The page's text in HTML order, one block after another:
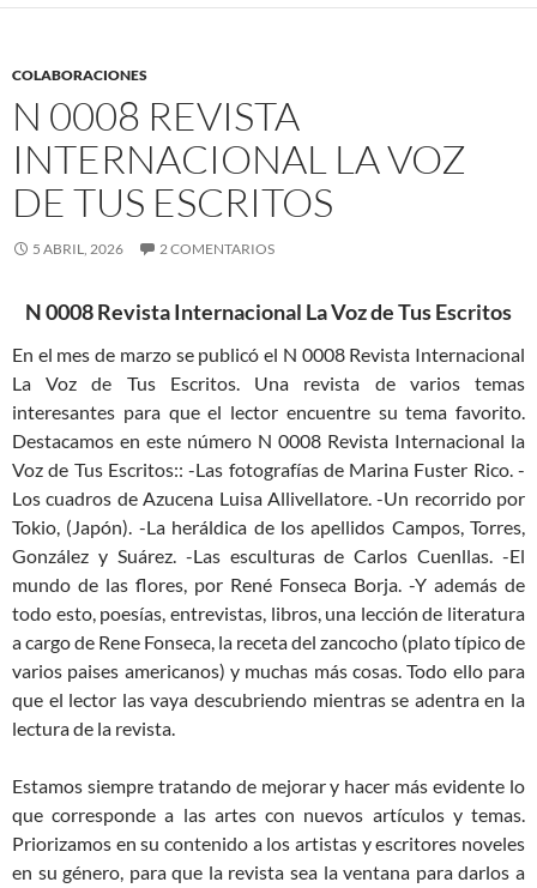
COLABORACIONES
N 0008 REVISTA
INTERNACIONAL LA VOZ
DE TUS ESCRITOS
5 ABRIL, 2026 2 COMENTARIOS
N 0008 Revista Internacional La Voz de Tus Escritos
En el mes de marzo se publicó el N 0008 Revista Internacional
La Voz de Tus Escritos. Una revista de varios temas
interesantes para que el lector encuentre su tema favorito.
Destacamos en este número N 0008 Revista Internacional la
Voz de Tus Escritos:: -Las fotografías de Marina Fuster Rico. -
Los cuadros de Azucena Luisa Allivellatore. -Un recorrido por
Tokio, (Japón). -La heráldica de los apellidos Campos, Torres,
González y Suárez. -Las esculturas de Carlos Cuenllas. -El
mundo de las flores, por René Fonseca Borja. -Y además de
todo esto, poesías, entrevistas, libros, una lección de literatura
a cargo de Rene Fonseca, la receta del zancocho (plato típico de
varios paises americanos) y muchas más cosas. Todo ello para
que el lector las vaya descubriendo mientras se adentra en la
lectura de la revista.
Estamos siempre tratando de mejorar y hacer más evidente lo
que corresponde a las artes con nuevos artículos y temas.
Priorizamos en su contenido a los artistas y escritores noveles
en su género, para que la revista sea la ventana para darlos a